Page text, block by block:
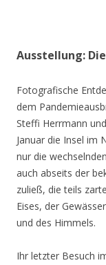
Ausstellung:
Fotografische
dem
Steffi Herrmann
Januar die Insel im
nur die
auch abseits der
zuließ, die teils
Eises, der
und des Himmels.
Ihr letzter Besuch